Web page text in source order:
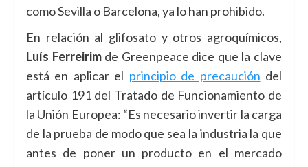
como Sevilla o Barcelona, ya lo han prohibido.
En relación al glifosato y otros agroquímicos,
Luís Ferreirimde Greenpeace dice que la clave
está en aplicar el principio de precaución del
artículo 191 del Tratado de Funcionamiento de
la Unión Europea: “Es necesario invertir la carga
de la prueba de modo que sea la industria la que
antes de poner un producto en el mercado